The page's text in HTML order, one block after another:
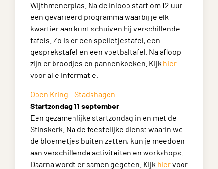
Wijthmenerplas. Na de inloop start om 12 uur
een gevarieerd programma waarbij je elk
kwartier aan kunt schuiven bij verschillende
tafels. Zo is er een spelletjestafel, een
gesprekstafel en een voetbaltafel. Na afloop
zijn er broodjes en pannenkoeken. Kijk hier
voor alle informatie.
Open Kring – Stadshagen
Startzondag 11 september
Een gezamenlijke startzondag in en met de
Stinskerk. Na de feestelijke dienst waarin we
de bloemetjes buiten zetten, kun je meedoen
aan verschillende activiteiten en workshops.
Daarna wordt er samen gegeten. Kijk hiervoor